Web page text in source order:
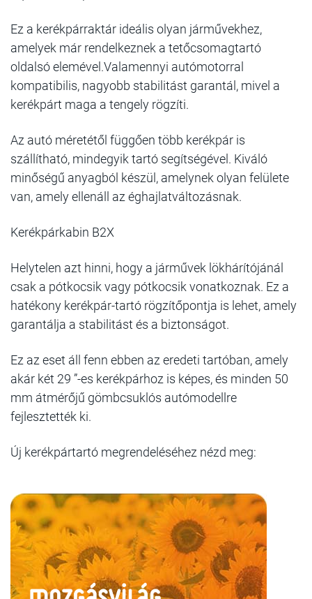
Ez a kerékpárraktár ideális olyan járművekhez,
amelyek már rendelkeznek a tetőcsomagtartó
oldalsó elemével.Valamennyi autómotorral
kompatibilis, nagyobb stabilitást garantál, mivel a
kerékpárt maga a tengely rögzíti.
Az autó méretétől függően több kerékpár is
szállítható, mindegyik tartó segítségével. Kiváló
minőségű anyagból készül, amelynek olyan felülete
van, amely ellenáll az éghajlatváltozásnak.
Kerékpárkabin B2X
Helytelen azt hinni, hogy a járművek lökhárítójánál
csak a pótkocsik vagy pótkocsik vonatkoznak. Ez a
hatékony kerékpár-tartó rögzítőpontja is lehet, amely
garantálja a stabilitást és a biztonságot.
Ez az eset áll fenn ebben az eredeti tartóban, amely
akár két 29 ”-es kerékpárhoz is képes, és minden 50
mm átmérőjű gömbcsuklós autómodellre
fejlesztették ki.
Új kerékpártartó megrendeléséhez nézd meg: